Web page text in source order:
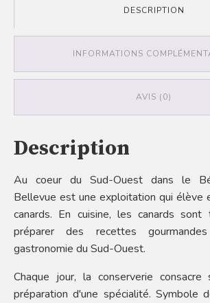
DESCRIPTION
INFORMATIONS
AVIS (0)
Description
Au coeur du Sud-Ouest dans le
Bellevue est une exploitation qui élève
canards. En cuisine, les canards sont
préparer des recettes
gastronomie du Sud-Ouest.
Chaque jour, la conserverie
préparation d'une spécialité. Symbole